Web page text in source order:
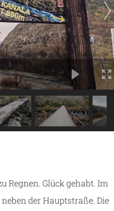
Glück gehabt. Im
der Hauptstraße. Die